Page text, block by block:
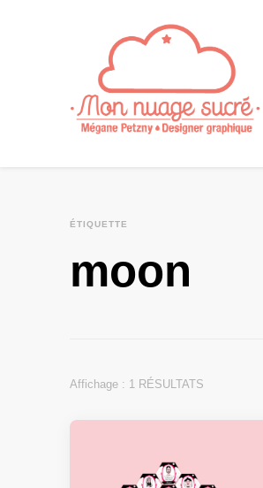
ÉTIQUETTE
moon
Affichage : 1 RÉSULTATS